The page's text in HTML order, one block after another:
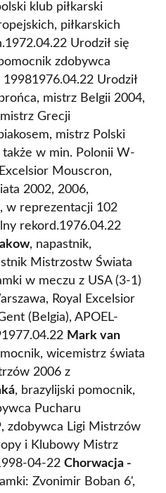
klub piłkarski
piłkarskich
Urodził się
zdobywca
Urodził
mistrz Belgii 2004,
Grecji
mistrz Polski
także w min. Polonii W-
Mouscron,
2002, 2006,
w reprezentacji 102
rekord.1976.04.22
, napastnik,
Mistrzostw Świata
w meczu z USA (3-1)
Royal Excelsior
(Belgia), APOEL-
Mark van
wicemistrz świata
2006 z
, brazylijski pomocnik,
Pucharu
zdobywca Ligi Mistrzów
i Klubowy Mistrz
04-22 Chorwacja -
Zvonimir Boban 6',